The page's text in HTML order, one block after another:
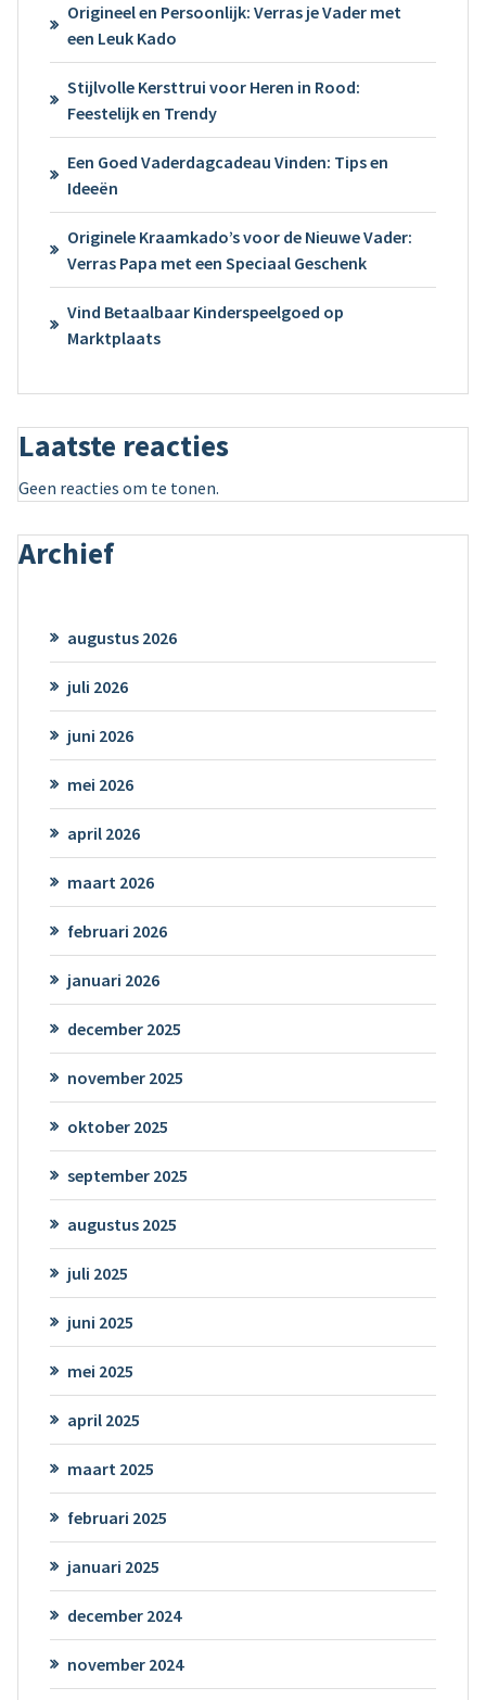
Origineel en Persoonlijk: Verras je Vader met
een Leuk Kado
Stijlvolle Kersttrui voor Heren in Rood:
Feestelijk en Trendy
Een Goed Vaderdagcadeau Vinden: Tips en
Ideeën
Originele Kraamkado’s voor de Nieuwe Vader:
Verras Papa met een Speciaal Geschenk
Vind Betaalbaar Kinderspeelgoed op
Marktplaats
Laatste reacties
Geen reacties om te tonen.
Archief
augustus 2026
juli 2026
juni 2026
mei 2026
april 2026
maart 2026
februari 2026
januari 2026
december 2025
november 2025
oktober 2025
september 2025
augustus 2025
juli 2025
juni 2025
mei 2025
april 2025
maart 2025
februari 2025
januari 2025
december 2024
november 2024